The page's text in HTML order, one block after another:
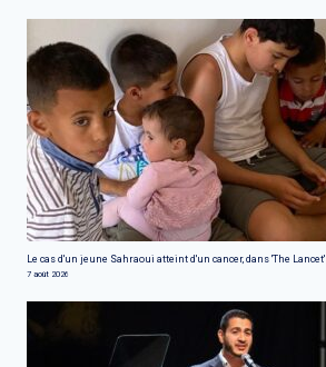
Le cas d'un jeune Sahraoui atteint d'un cancer, dans 'The Lancet'
7 août 2026